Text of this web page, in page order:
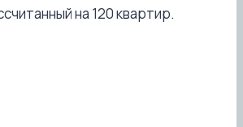
на 120 квартир.